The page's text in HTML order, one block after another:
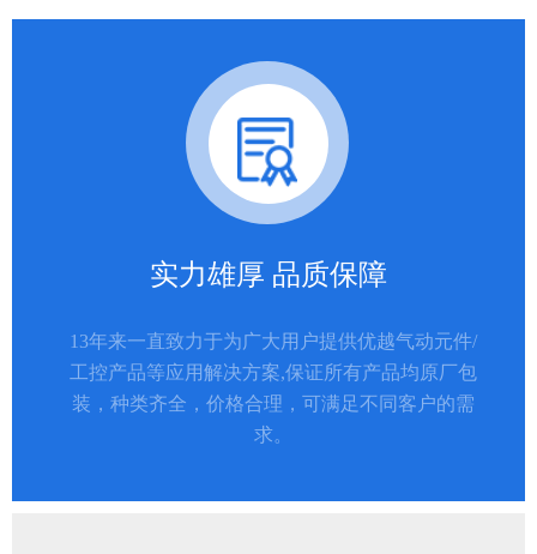
实力雄厚 品质保障
13年来一直致力于为广大用户提供优越气动元件/
工控产品等应用解决方案,保证所有产品均原厂包
装，种类齐全，价格合理，可满足不同客户的需
求。